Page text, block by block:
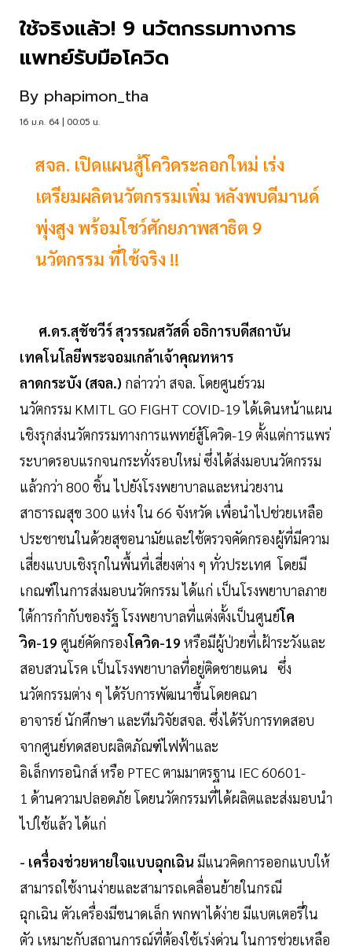
ใช้จริงแล้ว! 9 นวัตกรรมทางการ
แพทย์รับมือโควิด
By phapimon_tha
16 ม.ค. 64 | 00:05 น.
สจล. เปิดแผนสู้โควิดระลอกใหม่ เร่ง
เตรียมผลิตนวัตกรรมเพิ่ม หลังพบดีมานด์
พุ่งสูง พร้อมโชว์ศักยภาพสาธิต 9
นวัตกรรม ที่ใช้จริง !!
ศ.ดร.สุชัชวีร์ สุวรรณสวัสดิ์ อธิการบดีสถาบัน
เทคโนโลยีพระจอมเกล้าเจ้าคุณทหาร
ลาดกระบัง (สจล.) กล่าวว่า สจล. โดยศูนย์รวม
นวัตกรรม KMITL GO FIGHT COVID-19 ได้เดินหน้าแผน
เชิงรุกส่งนวัตกรรมทางการแพทย์สู้โควิด-19 ตั้งแต่การแพร่
ระบาดรอบแรกจนกระทั่งรอบใหม่ ซึ่งได้ส่งมอบนวัตกรรม
แล้วกว่า 800 ชิ้น ไปยังโรงพยาบาลและหน่วยงาน
สาธารณสุข 300 แห่ง ใน 66 จังหวัด เพื่อนำไปช่วยเหลือ
ประชาชนในด้วยสุขอนามัยและใช้ตรวจคัดกรองผู้ที่มีความ
เสี่ยงแบบเชิงรุกในพื้นที่เสี่ยงต่าง ๆ ทั่วประเทศ โดยมี
เกณฑ์ในการส่งมอบนวัตกรรม ได้แก่ เป็นโรงพยาบาลภาย
ใต้การกำกับของรัฐ โรงพยาบาลที่แต่งตั้งเป็นศูนย์โค
วิด-19 ศูนย์คัดกรองโควิด-19 หรือมีผู้ป่วยที่เฝ้าระวังและ
สอบสวนโรค เป็นโรงพยาบาลที่อยู่ติดชายแดน ซึ่ง
นวัตกรรมต่าง ๆ ได้รับการพัฒนาขึ้นโดยคณา
อาจารย์ นักศึกษา และทีมวิจัยสจล. ซึ่งได้รับการทดสอบ
จากศูนย์ทดสอบผลิตภัณฑ์ไฟฟ้าและ
อิเล็กทรอนิกส์ หรือ PTEC ตามมาตรฐาน IEC 60601-
1 ด้านความปลอดภัย โดยนวัตกรรมที่ได้ผลิตและส่งมอบนำ
ไปใช้แล้ว ได้แก่
- เครื่องช่วยหายใจแบบฉุกเฉิน มีแนวคิดการออกแบบให้
สามารถใช้งานง่ายและสามารถเคลื่อนย้ายในกรณี
ฉุกเฉิน ตัวเครื่องมีขนาดเล็ก พกพาได้ง่าย มีแบตเตอรี่ใน
ตัว เหมาะกับสถานการณ์ที่ต้องใช้เร่งด่วน ในการช่วยเหลือ